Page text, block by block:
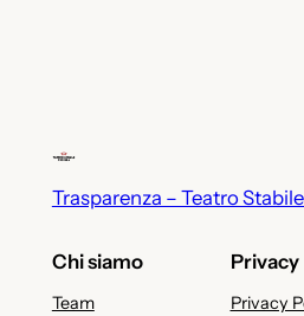
Trasparenza – Teatro
Chi siamo
Team
Privacy
Privacy